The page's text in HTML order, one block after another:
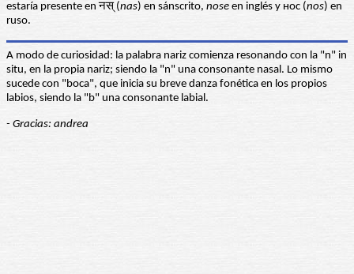
estaría presente en नस् (nas) en sánscrito, nose en inglés y нос (nos) en
ruso.
A modo de curiosidad: la palabra nariz comienza resonando con la "n" in
situ, en la propia nariz; siendo la "n" una consonante nasal. Lo mismo
sucede con "boca", que inicia su breve danza fonética en los propios
labios, siendo la "b" una consonante labial.
- Gracias: andrea